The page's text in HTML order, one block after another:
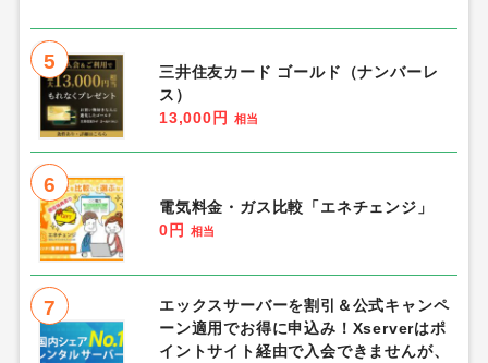
5
三井住友カード ゴールド（ナンバーレ
ス）
13,000円
相当
6
電気料金・ガス比較「エネチェンジ」
0円
相当
7
エックスサーバーを割引＆公式キャンペ
ーン適用でお得に申込み！Xserverはポ
イントサイト経由で入会できませんが、